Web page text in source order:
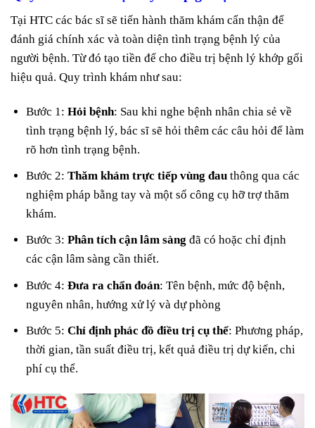
Tại HTC các bác sĩ sẽ tiến hành thăm khám cẩn thận để
đánh giá chính xác và toàn diện tình trạng bệnh lý của
người bệnh. Từ đó tạo tiền để cho điều trị bệnh lý khớp gối
hiệu quả. Quy trình khám như sau:
Bước 1:Hỏi bệnh: Sau khi nghe bệnh nhân chia sẻ về
tình trạng bệnh lý, bác sĩ sẽ hỏi thêm các câu hỏi để làm
rõ hơn tình trạng bệnh.
Bước 2: Thăm khám trực tiếp vùng đau thông qua các
nghiệm pháp bằng tay và một số công cụ hỡ trợ thăm
khám.
Bước 3:Phân tích cận lâm sàng đã có hoặc chỉ định
các cận lâm sàng cần thiết.
Bước 4:Đưa ra chẩn đoán: Tên bệnh, mức độ bệnh,
nguyên nhân, hướng xử lý và dự phòng
Bước 5:Chỉ định phác đồ điều trị cụ thể: Phương pháp,
thời gian, tần suất điều trị, kết quả điều trị dự kiến, chi
phí cụ thể.